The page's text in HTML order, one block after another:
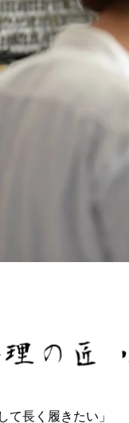
て長く履きたい」